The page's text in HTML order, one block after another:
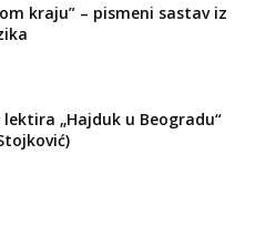
kraju” – pismeni sastav iz
lektira „Hajduk u Beogradu“